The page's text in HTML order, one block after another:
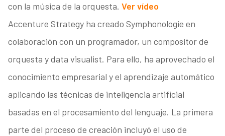
con la música de la orquesta. Ver vídeo
Accenture Strategy ha creado Symphonologie en
colaboración con un programador, un compositor de
orquesta y data visualist. Para ello, ha aprovechado el
conocimiento empresarial y el aprendizaje automático
aplicando las técnicas de inteligencia artificial
basadas en el procesamiento del lenguaje. La primera
parte del proceso de creación incluyó el uso de